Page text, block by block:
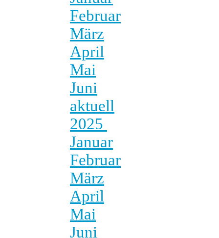
Februar
März
April
Mai
Juni
aktuell
2025
Januar
Februar
März
April
Mai
Juni